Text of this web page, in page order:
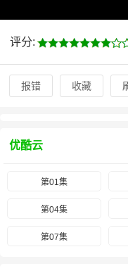
评分:
报错 收藏
优酷云
第01集
第04集
第07集